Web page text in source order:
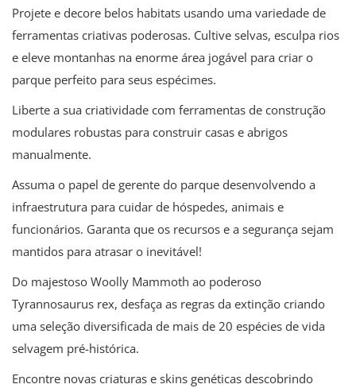
Projete e decore belos habitats usando uma variedade de
ferramentas criativas poderosas. Cultive selvas, esculpa rios
e eleve montanhas na enorme área jogável para criar o
parque perfeito para seus espécimes.
Liberte a sua criatividade com ferramentas de construção
modulares robustas para construir casas e abrigos
manualmente.
Assuma o papel de gerente do parque desenvolvendo a
infraestrutura para cuidar de hóspedes, animais e
funcionários. Garanta que os recursos e a segurança sejam
mantidos para atrasar o inevitável!
Do majestoso Woolly Mammoth ao poderoso
Tyrannosaurus rex, desfaça as regras da extinção criando
uma seleção diversificada de mais de 20 espécies de vida
selvagem pré-histórica.
Encontre novas criaturas e skins genéticas descobrindo